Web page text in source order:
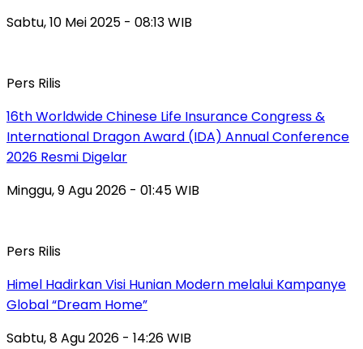
Sabtu, 10 Mei 2025 - 08:13 WIB
Pers Rilis
16th Worldwide Chinese Life Insurance Congress &
International Dragon Award (IDA) Annual Conference
2026 Resmi Digelar
Minggu, 9 Agu 2026 - 01:45 WIB
Pers Rilis
Himel Hadirkan Visi Hunian Modern melalui Kampanye
Global “Dream Home”
Sabtu, 8 Agu 2026 - 14:26 WIB